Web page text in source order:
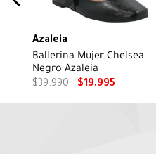
Azaleia
Ballerina Mujer Chelsea
Negro Azaleia
$39.990 $19.995